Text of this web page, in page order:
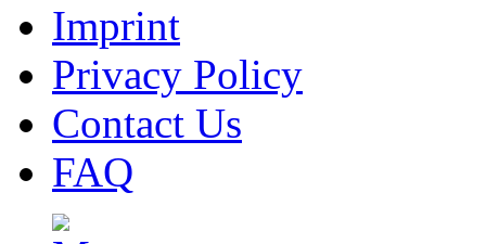
Imprint
Privacy Policy
Contact Us
FAQ